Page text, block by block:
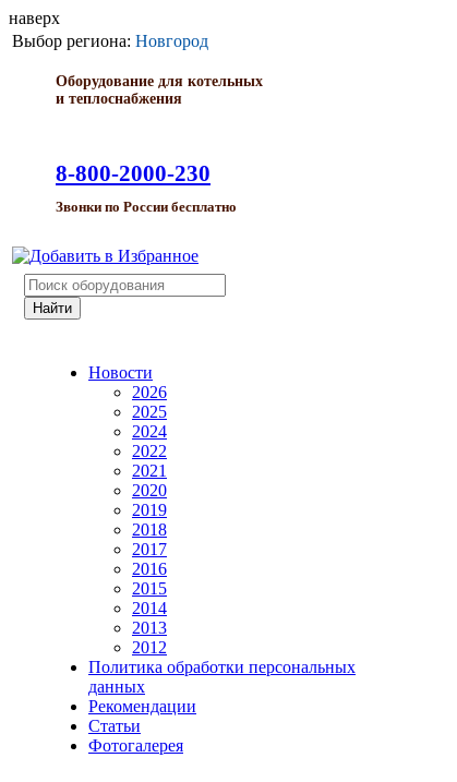
наверх
Выбор региона: Новгород
Оборудование для котельных
и теплоснабжения
8-800-2000-230
Звонки по России бесплатно
Новости
2026
2025
2024
2022
2021
2020
2019
2018
2017
2016
2015
2014
2013
2012
Политика обработки персональных
данных
Рекомендации
Статьи
Фотогалерея